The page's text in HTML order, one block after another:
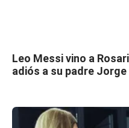
Leo Messi vino a
adiós a su padre Jorge